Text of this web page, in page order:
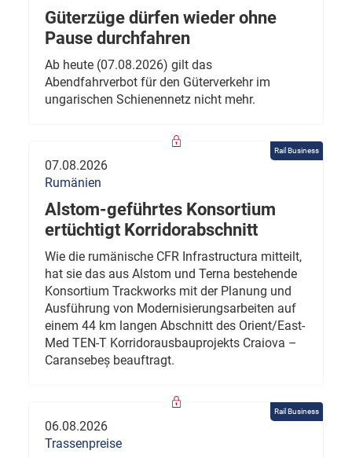
Güterzüge dürfen wieder ohne
Pause durchfahren
Ab heute (07.08.2026) gilt das
Abendfahrverbot für den Güterverkehr im
ungarischen Schienennetz nicht mehr.
Rail Business
07.08.2026
Rumänien
Alstom-geführtes Konsortium
ertüchtigt Korridorabschnitt
Wie die rumänische CFR Infrastructura mitteilt,
hat sie das aus Alstom und Terna bestehende
Konsortium Trackworks mit der Planung und
Ausführung von Modernisierungsarbeiten auf
einem 44 km langen Abschnitt des Orient/East-
Med TEN-T Korridorausbauprojekts Craiova –
Caransebeș beauftragt.
Rail Business
06.08.2026
Trassenpreise